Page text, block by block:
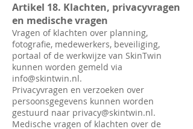
Artikel 18. Klachten, privacyvragen
en medische vragen
Vragen of klachten over planning,
fotografie, medewerkers, beveiliging,
portaal of de werkwijze van SkinTwin
kunnen worden gemeld via
info@skintwin.nl.
Privacyvragen en verzoeken over
persoonsgegevens kunnen worden
gestuurd naar privacy@skintwin.nl.
Medische vragen of klachten over de